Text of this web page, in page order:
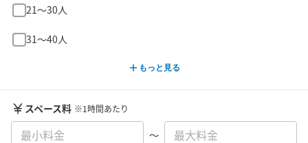
21〜30人
31〜40人
もっと見る
スペース料 ※1時間あたり
〜